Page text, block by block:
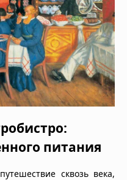
питания
сквозь века,